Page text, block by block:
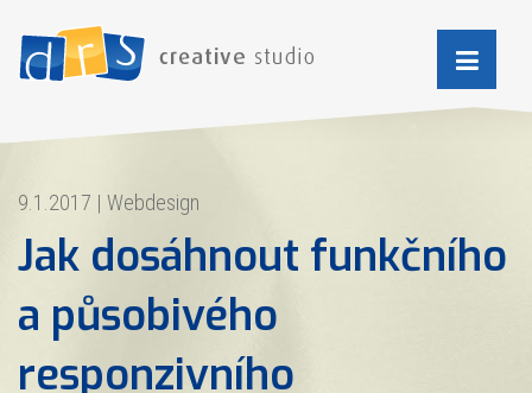
9.1.2017 | Webdesign
Jak dosáhnout funkčního
a působivého
responzivního